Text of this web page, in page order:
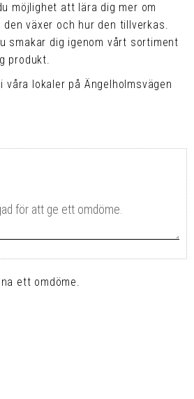
möjlighet att lära dig mer om
växer och hur den tillverkas.
smakar dig igenom vårt sortiment
produkt.
våra lokaler på Ängelholmsvägen
ett omdöme.